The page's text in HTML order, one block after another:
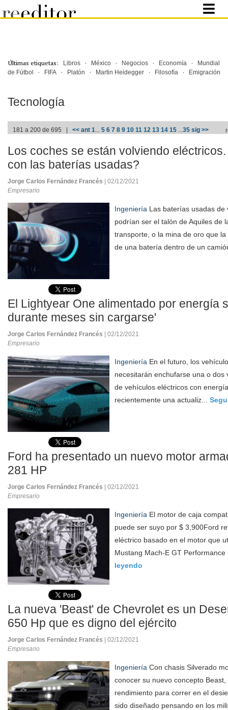
Últimas etiquetas: Libros · México · Negocios · Economía ·
Mundial
de Fútbol
· FIFA · Platón · Martin Heidegger · Filosofía · Emigración
Tecnología
181 a 200 de 695 | << ant 1... 5 6 7 8 9 10 11 12 13 14 15 ...35 sig >>
Los coches se están volviendo
con las baterías usadas?
Jorge Carlos Fernández Francés
| 02/12/2021
Empresario
Ingeniería Las baterías usadas de
podrían ser el talón de Aquiles de
transporte, o la mina de oro que
de una batería dentro de un
El Lightyear One alimentado por energía
durante meses sin cargarse'
Jorge Carlos Fernández Francés
| 02/12/2021
Empresario
Ingeniería En el futuro, los
necesitarán enchufarse una o dos
de vehículos eléctricos con
recientemente una actualiz...
Ford ha presentado un nuevo motor
281 HP
Jorge Carlos Fernández Francés
| 02/12/2021
Empresario
Ingeniería El motor de caja
puede ser suyo por $ 3,900Ford
eléctrico basado en el motor que
Mustang Mach-E GT
leyendo
La nueva 'Beast' de Chevrolet es un
650 Hp que es digno del ejército
Jorge Carlos Fernández Francés
| 02/12/2021
Empresario
Ingeniería Con chasis Silverado
conocer su nuevo concepto
rendimiento para correr en el
sido diseñado pensando en los